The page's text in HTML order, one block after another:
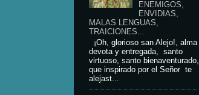
ENEMIGOS,
ENVIDIAS,
MALAS LENGUAS,
TRAICIONES...
¡Oh, glorioso san Alejo!, alma
devota y entregada, santo
virtuoso, santo bienaventurado,
que inspirado por el Señor te
alejast...